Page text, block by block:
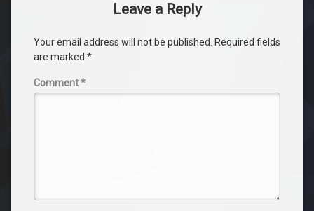
Leave a Reply
Your email address will not be published.
Required fields
are marked *
Comment*